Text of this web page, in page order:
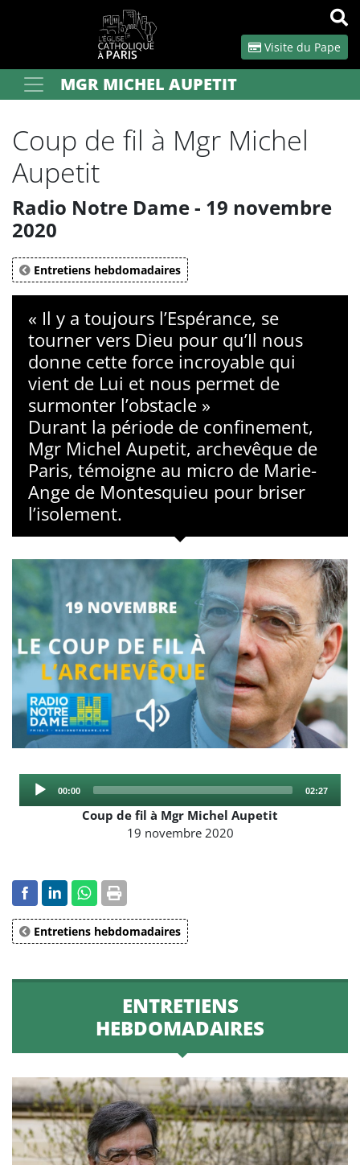
Visite du Pape
Votre rechercheMGR MICHEL AUPETIT
Coup de fil à Mgr Michel
Aupetit
Radio Notre Dame - 19 novembre
2020
Entretiens hebdomadaires
« Il y a toujours l’Espérance, se
tourner vers Dieu pour qu’Il nous
donne cette force incroyable qui
vient de Lui et nous permet de
surmonter l’obstacle »
Durant la période de confinement,
Mgr Michel Aupetit, archevêque de
Paris, témoigne au micro de Marie-
Ange de Montesquieu pour briser
l’isolement.
Player
Current
00:00
Total
02:27
Coup de fil à Mgr Michel Aupetit
19 novembre 2020
Entretiens hebdomadaires
ENTRETIENS
HEBDOMADAIRES
Panneau de gestion des cookies